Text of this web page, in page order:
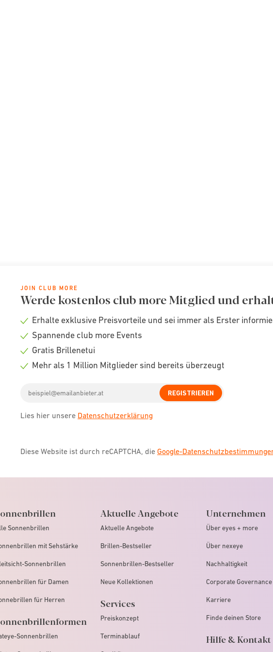
JOIN CLUB MORE
Werde kostenlos club more Mitglied und
Check
Erhalte exklusive Preisvorteile und sei immer als Erster
Check
Spannende club more Events
Check
Gratis Brillenetui
Mehr als 1 Million Mitglieder sind bereits überzeugt
address
REGISTRIEREN
Lies hier unsere Datenschutzerklärung
Diese Website ist durch reCAPTCHA, die Google-
Sonnenbrillen
mit Sehstärke
Sonnenbrillen
für Damen
für Herren
Sonnenbrillen
Aktuelle Angebote
Aktuelle Angebote
Brillen-Bestseller
Sonnenbrillen-Bestseller
Neue Kollektionen
Services
Preiskonzept
Terminablauf
Unternehmen
Über eyes + more
Über nexeye
Nachhaltigkeit
Corporate Governance
Karriere
Finde deinen Store
Hilfe & Kontakt